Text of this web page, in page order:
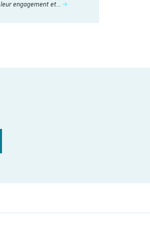
leur engagement et…